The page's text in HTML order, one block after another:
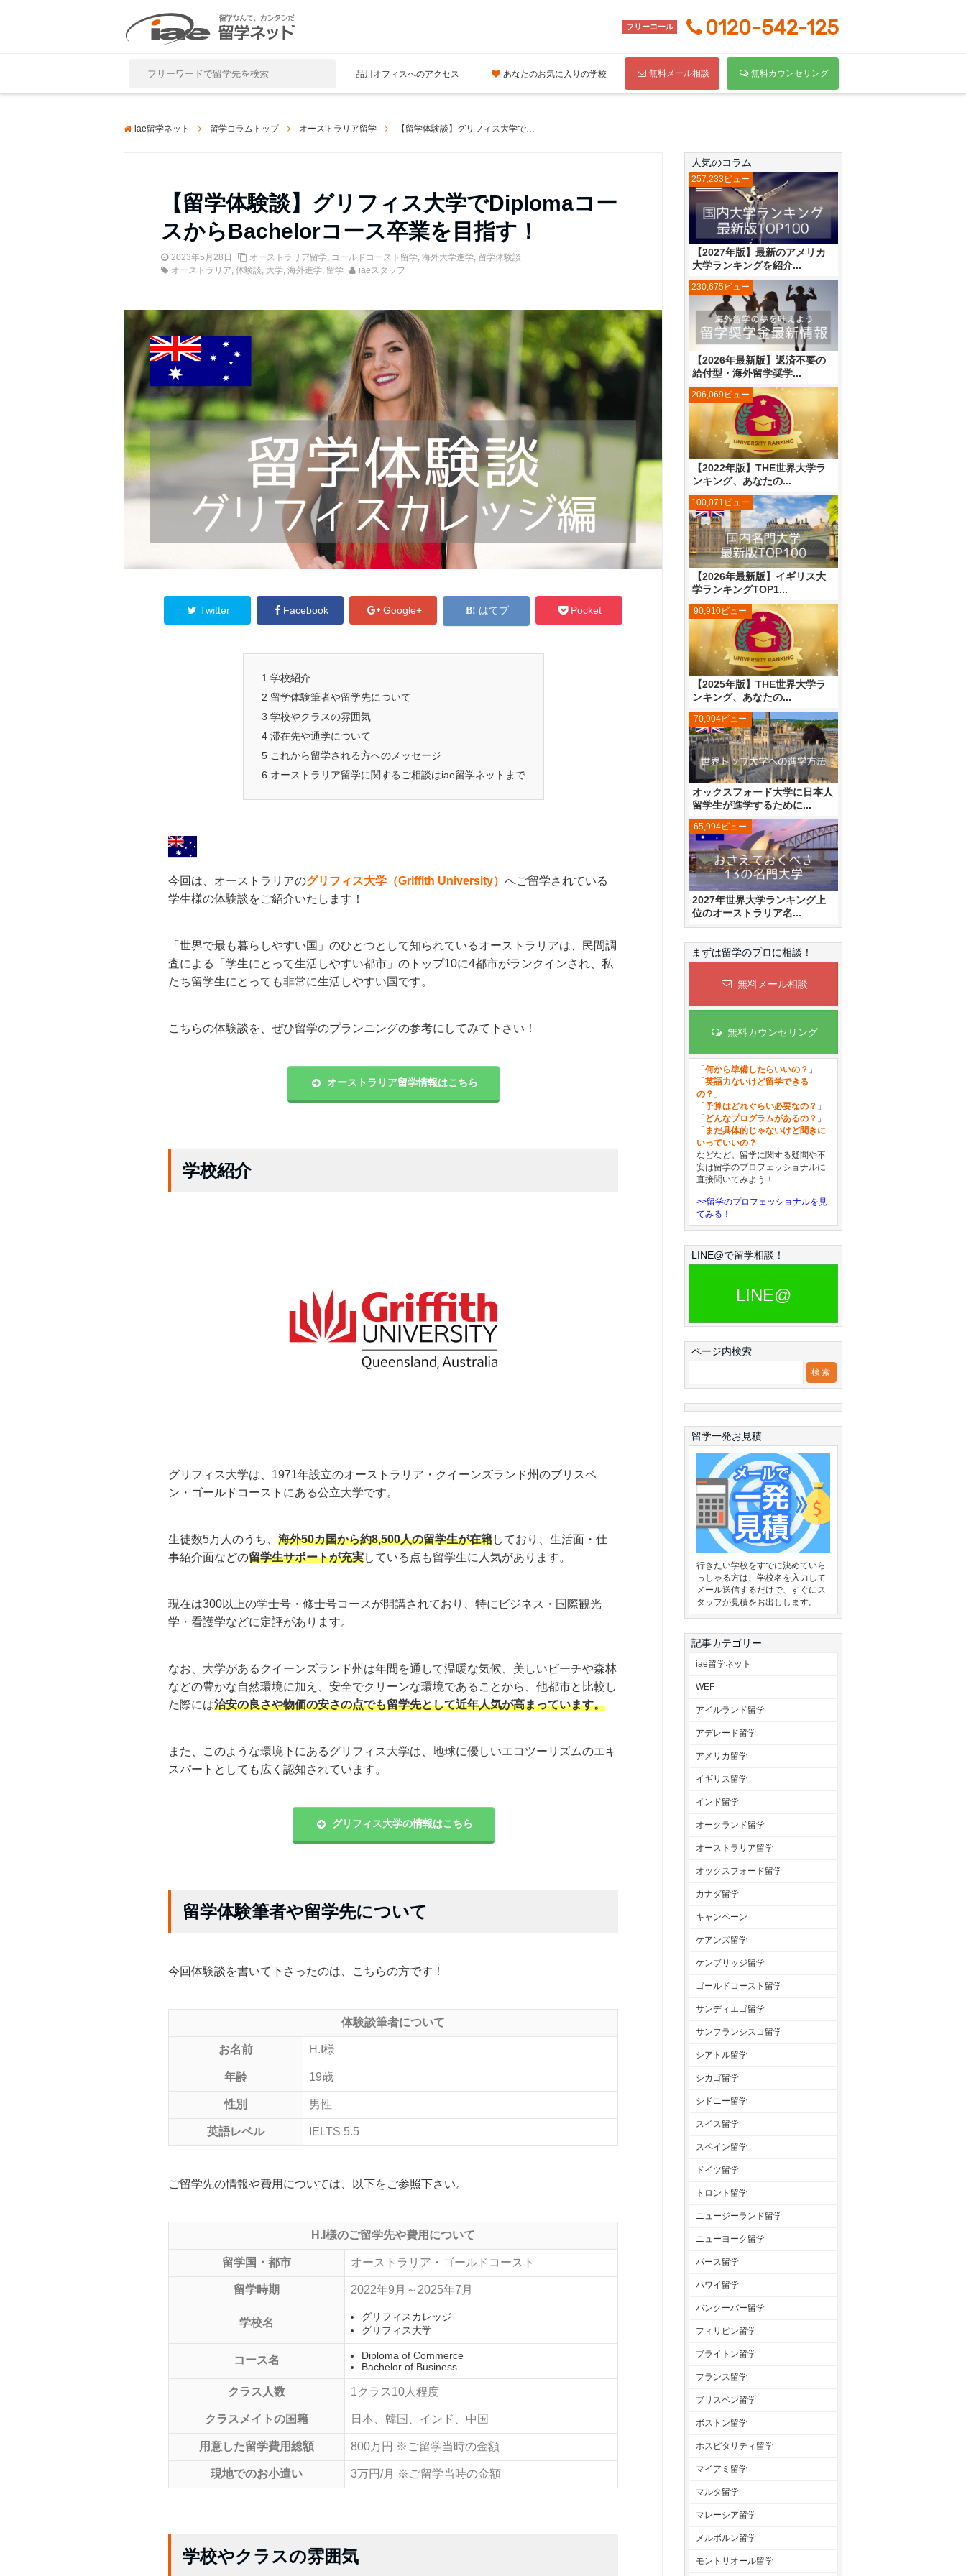
フリーコール 0120-542-125
品川オフィスへのアクセス あなたのお気に入りの学校 無料メール相談 無料カウンセリング
iae留学ネット 留学コラムトップ オーストラリア留学 【留学体験談】グリフィス大学でDiplomaコースからBachelorコース卒業を目指す！
【留学体験談】グリフィス大学でDiplomaコー
スからBachelorコース卒業を目指す！
2023年5月28日 オーストラリア留学, ゴールドコースト留学, 海外大学進学, 留学体験談
オーストラリア, 体験談, 大学, 海外進学, 留学 iaeスタッフ
Twitter Facebook Google+ はてブ Pocket
1 学校紹介
2 留学体験筆者や留学先について
3 学校やクラスの雰囲気
4滞在先や通学について
5これから留学される方へのメッセージ
6 オーストラリア留学に関するご相談はiae留学ネットまで
今回は、オーストラリアのグリフィス大学（Griffith University） へご留学されている
学生様の体験談をご紹介いたします！
「世界で最も暮らしやすい国」のひとつとして知られているオーストラリアは、民間調
査による「学生にとって生活しやすい都市」のトップ10に4都市がランクインされ、私
たち留学生にとっても非常に生活しやすい国です。
こちらの体験談を、ぜひ留学のプランニングの参考にしてみて下さい！
オーストラリア留学情報はこちら
学校紹介
グリフィス大学は、1971年設立のオーストラリア・クイーンズランド州のブリスベ
ン・ゴールドコーストにある公立大学です。
生徒数5万人のうち、 海外50カ国から約8,500人の留学生が在籍しており、生活面・仕
事紹介面などの留学生サポートが充実している点も留学生に人気があります。
現在は300以上の学士号・修士号コースが開講されており、特にビジネス・国際観光
学・看護学などに定評があります。
なお、大学があるクイーンズランド州は年間を通して温暖な気候、美しいビーチや森林
などの豊かな自然環境に加え、安全でクリーンな環境であることから、他都市と比較し
た際には治安の良さや物価の安さの点でも留学先として近年人気が高まっています。
また、このような環境下にあるグリフィス大学は、地球に優しいエコツーリズムのエキ
スパートとしても広く認知されています。
グリフィス大学の情報はこちら
留学体験筆者や留学先について
今回体験談を書いて下さったのは、こちらの方です！
体験談筆者について
お名前 H.I様
年齢 19歳
性別 男性
英語レベル IELTS 5.5
ご留学先の情報や費用については、以下をご参照下さい。
H.I様のご留学先や費用について
留学国・都市 オーストラリア・ゴールドコースト
留学時期 2022年9月～2025年7月
学校名
グリフィスカレッジ
グリフィス大学
コース名
Diploma of Commerce
Bachelor of Business
クラス人数 1クラス10人程度
クラスメイトの国籍 日本、韓国、インド、中国
用意した留学費用総額 800万円 ※ご留学当時の金額
現地でのお小遣い 3万円/月 ※ご留学当時の金額
学校やクラスの雰囲気
人気のコラム
【2027年版】最新のアメリカ
大学ランキングを紹介...
257,233ビュー
【2026年最新版】返済不要の
給付型・海外留学奨学...
230,675ビュー
【2022年版】THE世界大学ラ
ンキング、あなたの...
206,069ビュー
【2026年最新版】イギリス大
学ランキングTOP1...
100,071ビュー
【2025年版】THE世界大学ラ
ンキング、あなたの...
90,910ビュー
オックスフォード大学に日本人
留学生が進学するために...
70,904ビュー
2027年世界大学ランキング上
位のオーストラリア名...
65,994ビュー
まずは留学のプロに相談！
無料メール相談
無料カウンセリング
「 何から準備したらいいの？ 」
「 英語力ないけど留学できる
の？ 」
「 予算はどれぐらい必要なの？ 」
「 どんなプログラムがあるの？ 」
「 まだ具体的じゃないけど聞きに
いっていいの？ 」
などなど。留学に関する疑問や不
安は留学のプロフェッショナルに
直接聞いてみよう！
>>留学のプロフェッショナルを見
てみる！
LINE@で留学相談！
LINE@
ページ内検索
留学一発お見積
行きたい学校をすでに決めていら
っしゃる方は、学校名を入力して
メール送信するだけで、すぐにス
タッフが見積をお出しします。
記事カテゴリー
iae留学ネット
WEF
アイルランド留学
アデレード留学
アメリカ留学
イギリス留学
インド留学
オークランド留学
オーストラリア留学
オックスフォード留学
カナダ留学
キャンペーン
ケアンズ留学
ケンブリッジ留学
ゴールドコースト留学
サンディエゴ留学
サンフランシスコ留学
シアトル留学
シカゴ留学
シドニー留学
スイス留学
スペイン留学
ドイツ留学
トロント留学
ニュージーランド留学
ニューヨーク留学
パース留学
ハワイ留学
バンクーバー留学
フィリピン留学
ブライトン留学
フランス留学
ブリスベン留学
ボストン留学
ホスピタリティ留学
マイアミ留学
マルタ留学
マレーシア留学
メルボルン留学
モントリオール留学